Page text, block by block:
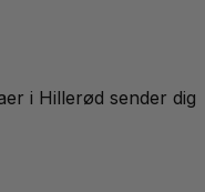
i Hillerød sender dig